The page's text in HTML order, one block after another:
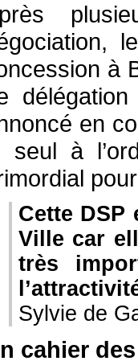
à
en
seul à
Cette
Ville car
très
Sylvie de
cahier